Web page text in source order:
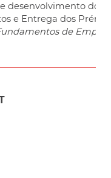
desenvolvimento
e Entrega dos
de